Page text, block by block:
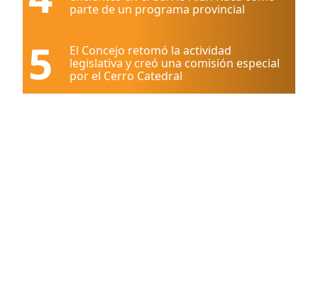
parte de un programa provincial
5
El Concejo retomó la actividad
legislativa y creó una comisión especial
por el Cerro Catedral